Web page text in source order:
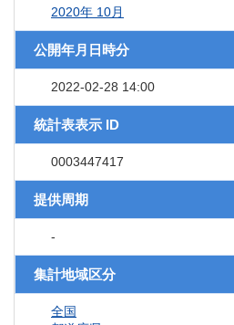
2020年 10月
公開年月日時分
2022-02-28 14:00
統計表表示 ID
0003447417
提供周期
-
集計地域区分
全国